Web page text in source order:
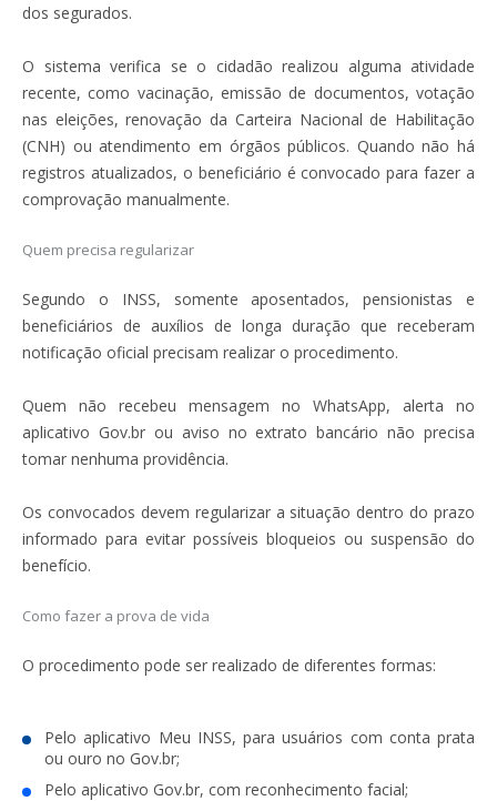
dos segurados.
O sistema verifica se o cidadão realizou alguma atividade
recente, como vacinação, emissão de documentos, votação
nas eleições, renovação da Carteira Nacional de Habilitação
(CNH) ou atendimento em órgãos públicos. Quando não há
registros atualizados, o beneficiário é convocado para fazer a
comprovação manualmente.
Quem precisa regularizar
Segundo o INSS, somente aposentados, pensionistas e
beneficiários de auxílios de longa duração que receberam
notificação oficial precisam realizar o procedimento.
Quem não recebeu mensagem no WhatsApp, alerta no
aplicativo Gov.br ou aviso no extrato bancário não precisa
tomar nenhuma providência.
Os convocados devem regularizar a situação dentro do prazo
informado para evitar possíveis bloqueios ou suspensão do
benefício.
Como fazer a prova de vida
O procedimento pode ser realizado de diferentes formas:
Pelo aplicativo Meu INSS, para usuários com conta prata
ou ouro no Gov.br;
Pelo aplicativo Gov.br, com reconhecimento facial;